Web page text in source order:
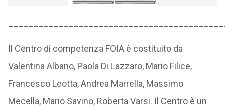
Il Centro di competenza FOIA è costituito da
Valentina Albano, Paola Di Lazzaro, Mario Filice,
Francesco Leotta, Andrea Marrella, Massimo
Mecella, Mario Savino, Roberta Varsi. Il Centro è un